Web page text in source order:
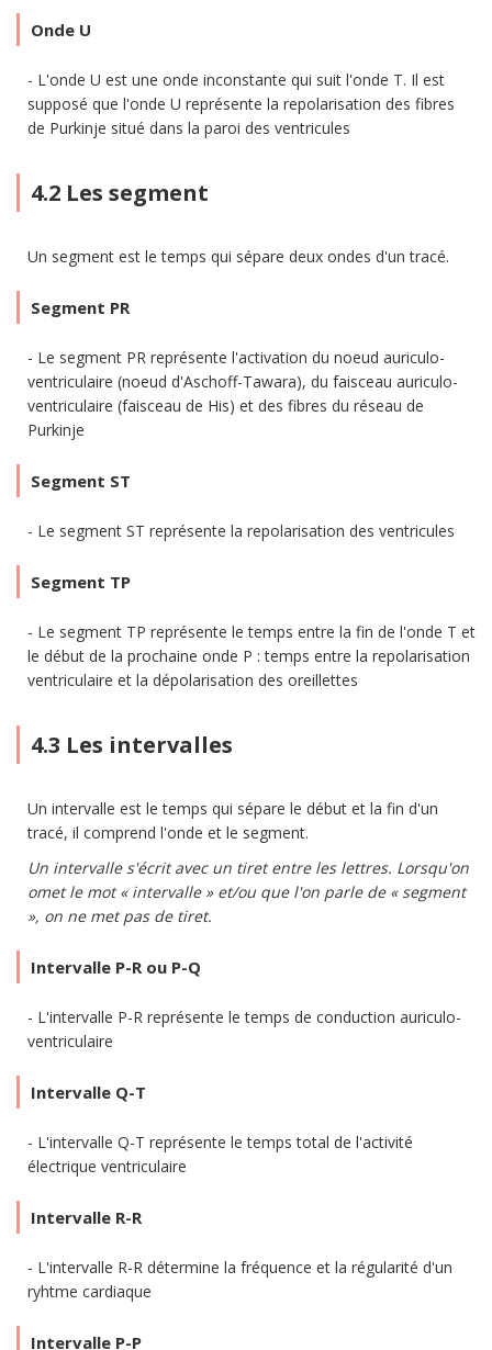
Onde U
L'onde U est une onde inconstante qui suit l'onde T. Il est
supposé que l'onde U représente la repolarisation des fibres
de Purkinje situé dans la paroi des ventricules
4.2 Les segment
Un segment est le temps qui sépare deux ondes d'un tracé.
Segment PR
Le segment PR représente l'activation du noeud auriculo-
ventriculaire (noeud d'Aschoff-Tawara), du faisceau auriculo-
ventriculaire (faisceau de His) et des fibres du réseau de
Purkinje
Segment ST
Le segment ST représente la repolarisation des ventricules
Segment TP
Le segment TP représente le temps entre la fin de l'onde T et
le début de la prochaine onde P : temps entre la repolarisation
ventriculaire et la dépolarisation des oreillettes
4.3 Les intervalles
Un intervalle est le temps qui sépare le début et la fin d'un
tracé, il comprend l'onde et le segment.
Un intervalle s'écrit avec un tiret entre les lettres. Lorsqu'on
omet le mot « intervalle » et/ou que l'on parle de « segment
», on ne met pas de tiret.
Intervalle P-R ou P-Q
L'intervalle P-R représente le temps de conduction auriculo-
ventriculaire
Intervalle Q-T
L'intervalle Q-T représente le temps total de l'activité
électrique ventriculaire
Intervalle R-R
L'intervalle R-R détermine la fréquence et la régularité d'un
ryhtme cardiaque
Intervalle P-P